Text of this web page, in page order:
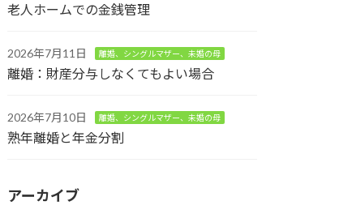
老人ホームでの金銭管理
2026年7月11日 離婚、シングルマザー、未婚の母
離婚：財産分与しなくてもよい場合
2026年7月10日 離婚、シングルマザー、未婚の母
熟年離婚と年金分割
アーカイブ